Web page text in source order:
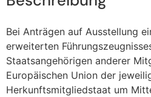
Bei Anträgen auf Ausstellung
erweiterten
Staatsangehörigen anderer
Europäischen Union der
Herkunftsmitgliedstaat um